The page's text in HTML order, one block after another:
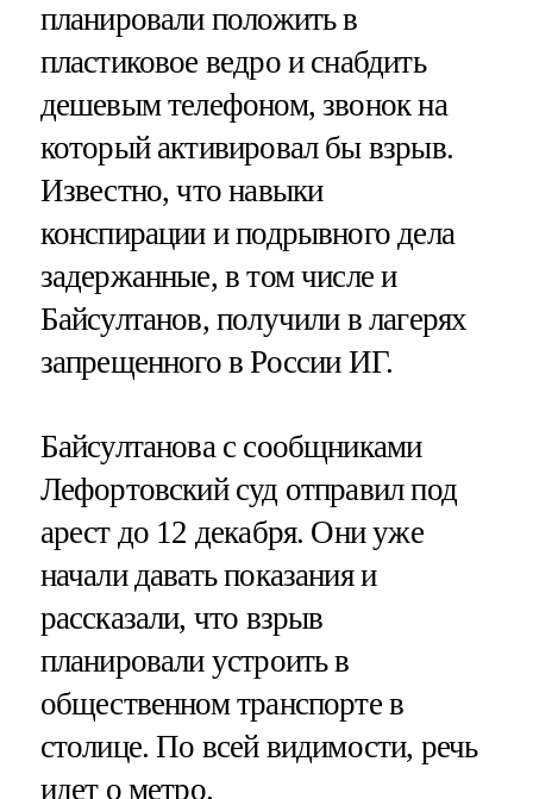
планировали положить в
пластиковое ведро и снабдить
дешевым телефоном, звонок на
который активировал бы взрыв.
Известно, что навыки
конспирации и подрывного дела
задержанные, в том числе и
Байсултанов, получили в лагерях
запрещенного в России ИГ.
Байсултанова с сообщниками
Лефортовский суд отправил под
арест до 12 декабря. Они уже
начали давать показания и
рассказали, что взрыв
планировали устроить в
общественном транспорте в
столице. По всей видимости, речь
идет о метро.